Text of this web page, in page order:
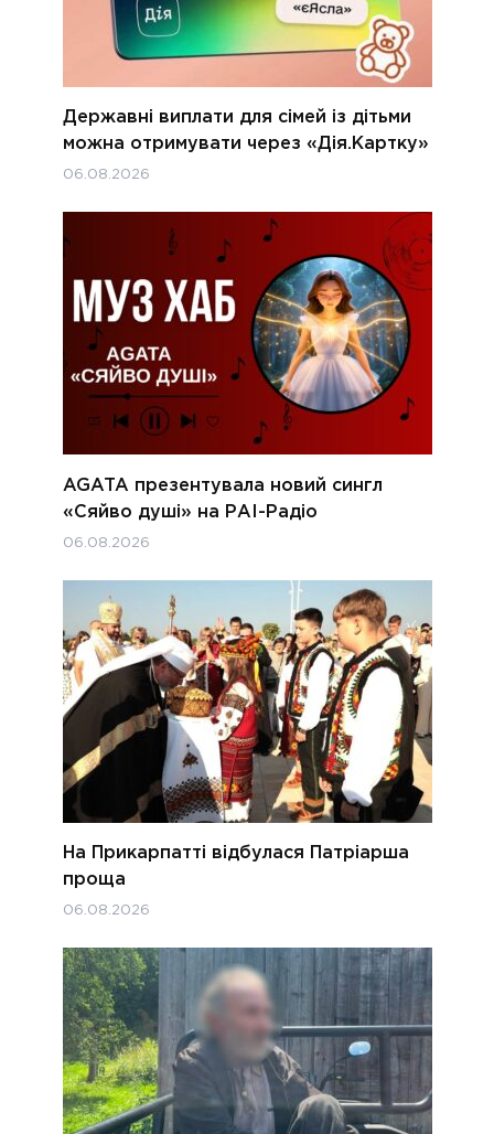
Державні виплати для сімей із дітьми
можна отримувати через «Дія.Картку»
06.08.2026
AGATA презентувала новий сингл
«Сяйво душі» на РАІ-Радіо
06.08.2026
На Прикарпатті відбулася Патріарша
проща
06.08.2026